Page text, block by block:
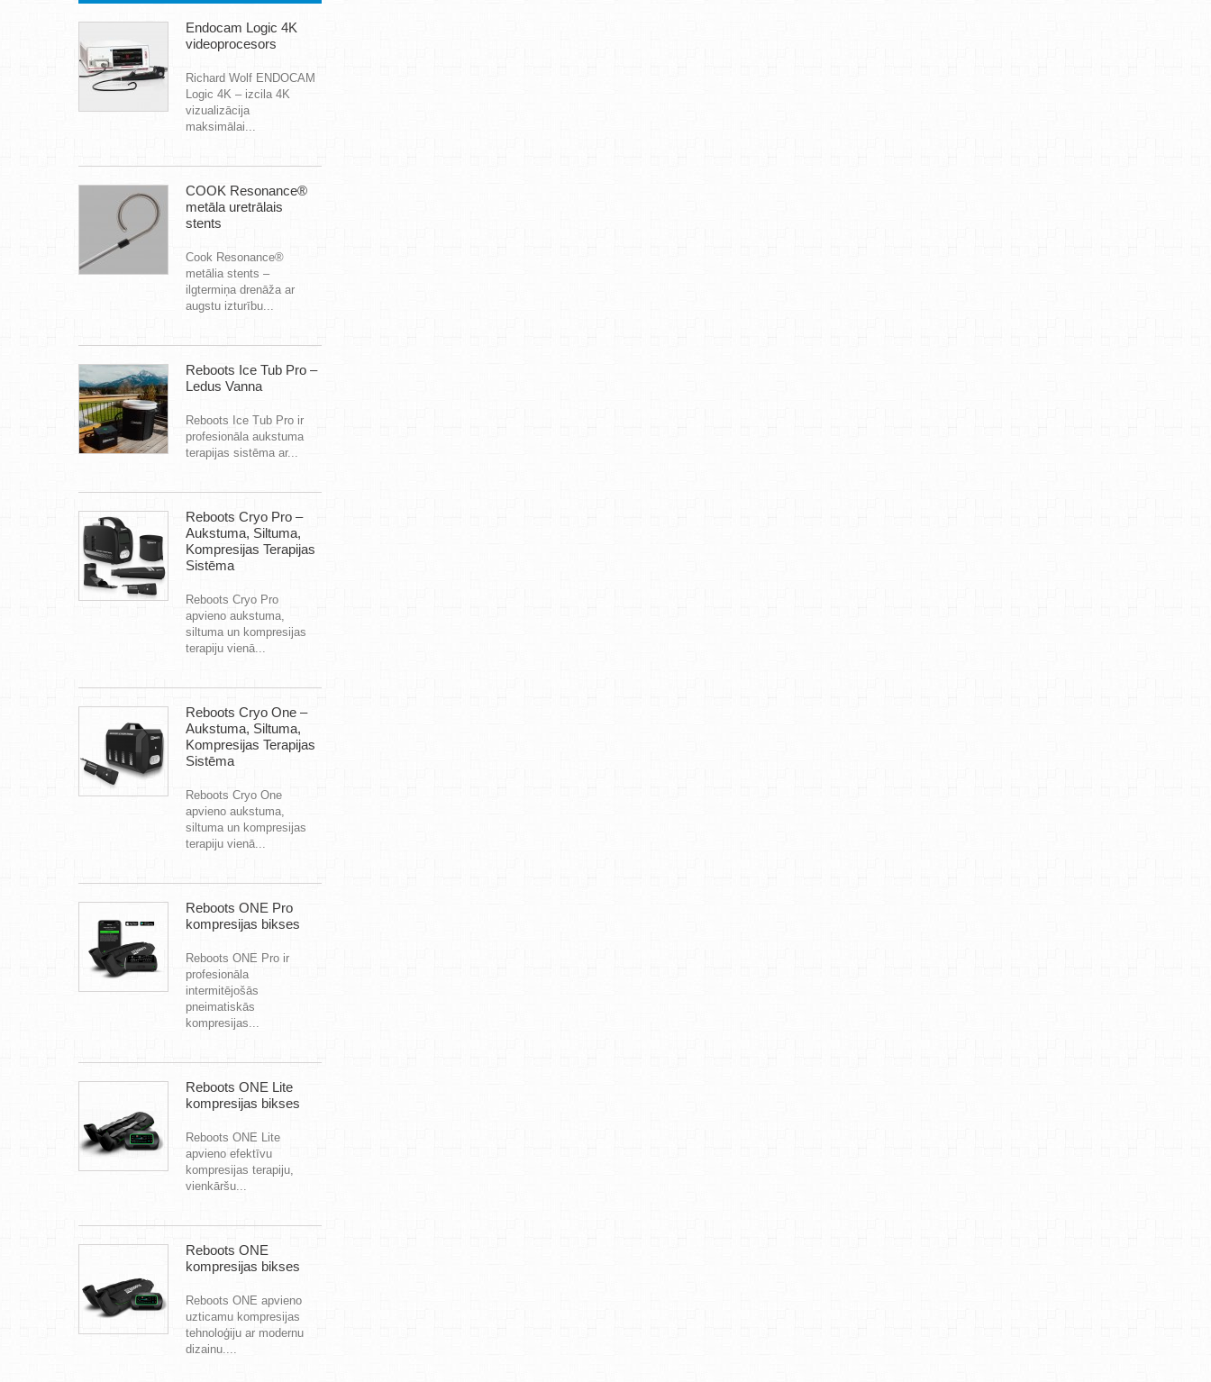
Endocam Logic 4K
videoprocesors
Richard Wolf ENDOCAM
Logic 4K – izcila 4K
vizualizācija
maksimālai...
COOK Resonance®
metāla uretrālais
stents
Cook Resonance®
metālia stents –
ilgtermiņa drenāža ar
augstu izturību...
Reboots Ice Tub Pro –
Ledus Vanna
Reboots Ice Tub Pro ir
profesionāla aukstuma
terapijas sistēma ar...
Reboots Cryo Pro –
Aukstuma, Siltuma,
Kompresijas Terapijas
Sistēma
Reboots Cryo Pro
apvieno aukstuma,
siltuma un kompresijas
terapiju vienā...
Reboots Cryo One –
Aukstuma, Siltuma,
Kompresijas Terapijas
Sistēma
Reboots Cryo One
apvieno aukstuma,
siltuma un kompresijas
terapiju vienā...
Reboots ONE Pro
kompresijas bikses
Reboots ONE Pro ir
profesionāla
intermitējošās
pneimatiskās
kompresijas...
Reboots ONE Lite
kompresijas bikses
Reboots ONE Lite
apvieno efektīvu
kompresijas terapiju,
vienkāršu...
Reboots ONE
kompresijas bikses
Reboots ONE apvieno
uzticamu kompresijas
tehnoloģiju ar modernu
dizainu....